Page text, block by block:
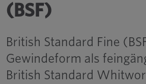
(BSF)
British Standard Fine
Gewindeform als
British Standard